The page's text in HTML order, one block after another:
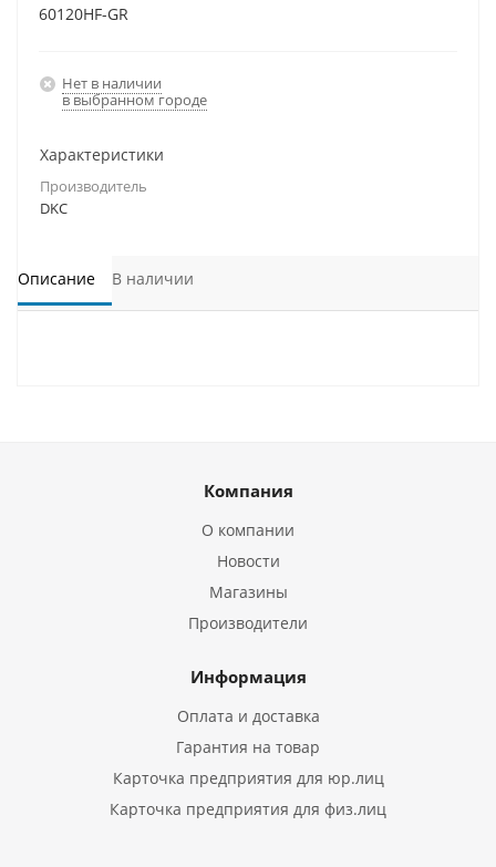
60120HF-GR
Нет в наличии
в выбранном городе
Характеристики
Производитель
DKC
Описание В наличии
Компания
О компании
Новости
Магазины
Производители
Информация
Оплата и доставка
Гарантия на товар
Карточка предприятия для юр.лиц
Карточка предприятия для физ.лиц